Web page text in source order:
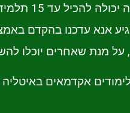
הכיתה בה תתקיים
אנא עדכנו בהקדם
אקדמאים באיטליה